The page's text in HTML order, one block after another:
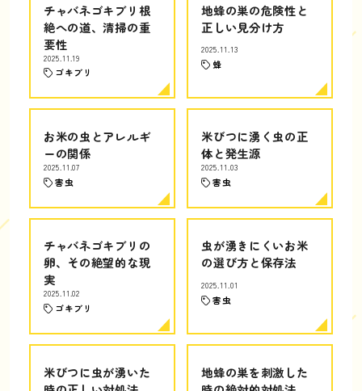
チャバネゴキブリ根
絶への道、清掃の重
要性
2025.11.19
ゴキブリ
地蜂の巣の危険性と
正しい見分け方
2025.11.13
蜂
お米の虫とアレルギ
ーの関係
2025.11.07
害虫
米びつに湧く虫の正
体と発生源
2025.11.03
害虫
チャバネゴキブリの
卵、その絶望的な現
実
2025.11.02
ゴキブリ
虫が湧きにくいお米
の選び方と保存法
2025.11.01
害虫
米びつに虫が湧いた
地蜂の巣を刺激した